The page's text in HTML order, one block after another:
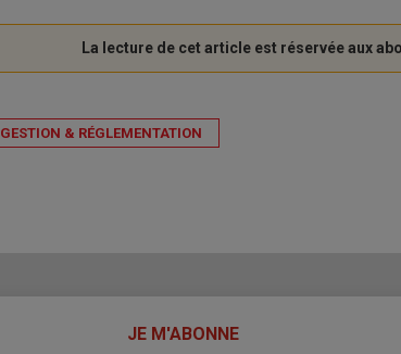
GESTION & RÉGLEMENTATION
JE M'ABONNE